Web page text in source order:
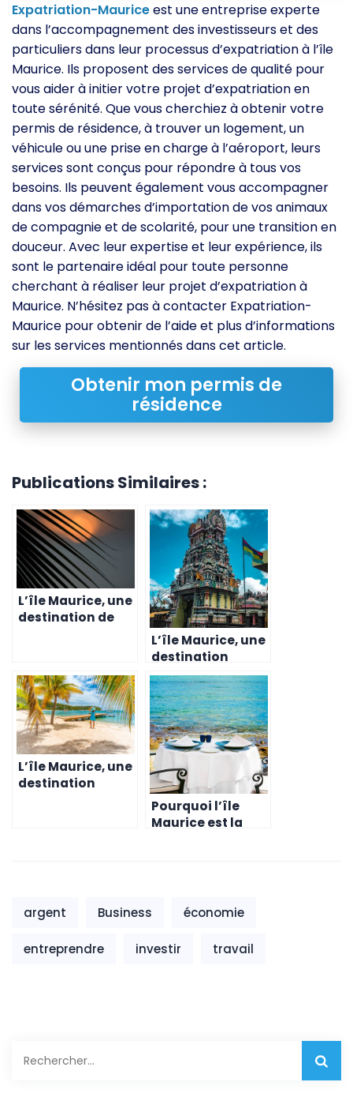
Expatriation-Mauriceest une entreprise experte
dans l’accompagnement des investisseurs et des
particuliers dans leur processus d’expatriation à l’île
Maurice. Ils proposent des services de qualité pour
vous aider à initier votre projet d’expatriation en
toute sérénité. Que vous cherchiez à obtenir votre
permis de résidence, à trouver un logement, un
véhicule ou une prise en charge à l’aéroport, leurs
services sont conçus pour répondre à tous vos
besoins. Ils peuvent également vous accompagner
dans vos démarches d’importation de vos animaux
de compagnie et de scolarité, pour une transition en
douceur. Avec leur expertise et leur expérience, ils
sont le partenaire idéal pour toute personne
cherchant à réaliser leur projet d’expatriation à
Maurice. N’hésitez pas à contacter Expatriation-
Maurice pour obtenir de l’aide et plus d’informations
sur les services mentionnés dans cet article.
Obtenir mon permis de
résidence
Publications Similaires :
L’île Maurice, une
destination de
commerce de
détail
L’île Maurice, une
destination
idéale pour les
entreprises du
secteur des
sciences de la vie
L’île Maurice, une
destination
Pourquoi l’île
Maurice est la
nouvelles
technologies
argent Business économie
entreprendre investir travail